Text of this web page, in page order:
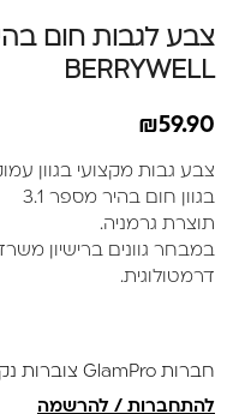
BERRYWELL
₪59.90
צבע גבות מקצועי בגוון
בגוון חום בהיר מספר 3.1
תוצרת גרמניה.
במבחר גוונים ברישיון
דרמטולוגית.
חברות GlamPro צוברות נקודות
להתחברות / להרשמה